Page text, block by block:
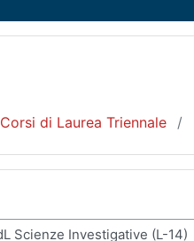
Corsi di Laurea Triennale